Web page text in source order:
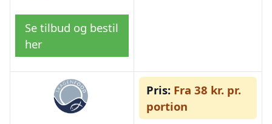
Se tilbud og bestil
her
Pris: Fra 38 kr. pr.
portion